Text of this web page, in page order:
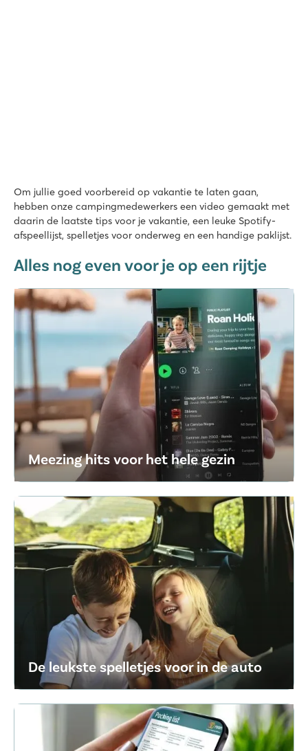
Om jullie goed voorbereid op vakantie te laten gaan,
hebben onze campingmedewerkers een video gemaakt met
daarin de laatste tips voor je vakantie, een leuke Spotify-
afspeellijst, spelletjes voor onderweg en een handige paklijst.
Alles nog even voor je op een rijtje
Meezing hits voor het hele gezin
De leukste spelletjes voor in de auto